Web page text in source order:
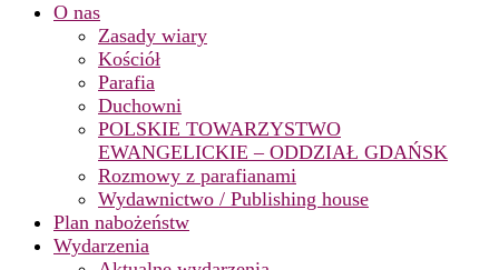
O nas
Zasady wiary
Kościół
Parafia
Duchowni
POLSKIE TOWARZYSTWO
EWANGELICKIE – ODDZIAŁ GDAŃSK
Rozmowy z parafianami
Wydawnictwo / Publishing house
Plan nabożeństw
Wydarzenia